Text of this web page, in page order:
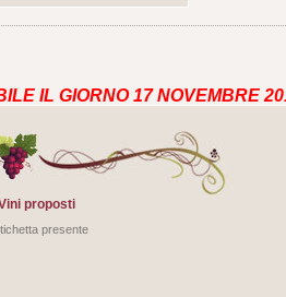
IL GIORNO 17 NOVEMBRE
proposti
presente